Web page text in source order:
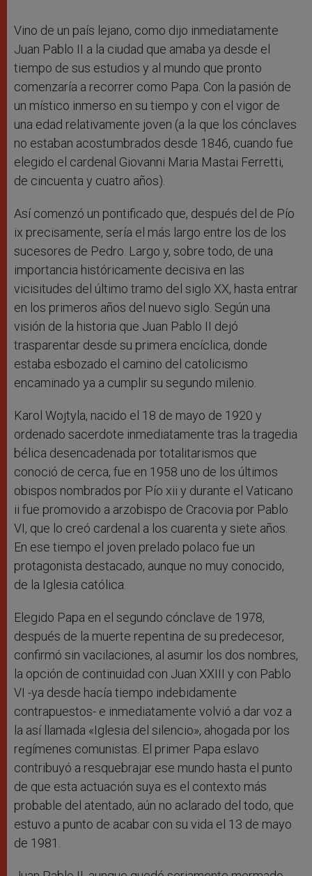
Vino de un país lejano, como dijo inmediatamente
Juan Pablo II a la ciudad que amaba ya desde el
tiempo de sus estudios y al mundo que pronto
comenzaría a recorrer como Papa. Con la pasión de
un místico inmerso en su tiempo y con el vigor de
una edad relativamente joven (a la que los cónclaves
no estaban acostumbrados desde 1846, cuando fue
elegido el cardenal Giovanni Maria Mastai Ferretti,
de cincuenta y cuatro años).
Así comenzó un pontificado que, después del de Pío
ix precisamente, sería el más largo entre los de los
sucesores de Pedro. Largo y, sobre todo, de una
importancia históricamente decisiva en las
vicisitudes del último tramo del siglo XX, hasta entrar
en los primeros años del nuevo siglo. Según una
visión de la historia que Juan Pablo II dejó
trasparentar desde su primera encíclica, donde
estaba esbozado el camino del catolicismo
encaminado ya a cumplir su segundo milenio.
Karol Wojtyla, nacido el 18 de mayo de 1920 y
ordenado sacerdote inmediatamente tras la tragedia
bélica desencadenada por totalitarismos que
conoció de cerca, fue en 1958 uno de los últimos
obispos nombrados por Pío xii y durante el Vaticano
ii fue promovido a arzobispo de Cracovia por Pablo
VI, que lo creó cardenal a los cuarenta y siete años.
En ese tiempo el joven prelado polaco fue un
protagonista destacado, aunque no muy conocido,
de la Iglesia católica.
Elegido Papa en el segundo cónclave de 1978,
después de la muerte repentina de su predecesor,
confirmó sin vacilaciones, al asumir los dos nombres,
la opción de continuidad con Juan XXIII y con Pablo
VI -ya desde hacía tiempo indebidamente
contrapuestos- e inmediatamente volvió a dar voz a
la así llamada «Iglesia del silencio», ahogada por los
regímenes comunistas. El primer Papa eslavo
contribuyó a resquebrajar ese mundo hasta el punto
de que esta actuación suya es el contexto más
probable del atentado, aún no aclarado del todo, que
estuvo a punto de acabar con su vida el 13 de mayo
de 1981.